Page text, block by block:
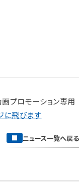
プロモーション専用
に飛びます
ニュース一覧へ戻る